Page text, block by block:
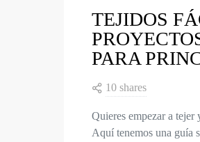
TEJIDOS
PARA
10 shares
Quieres empezar a tejer
Aquí tenemos una guía